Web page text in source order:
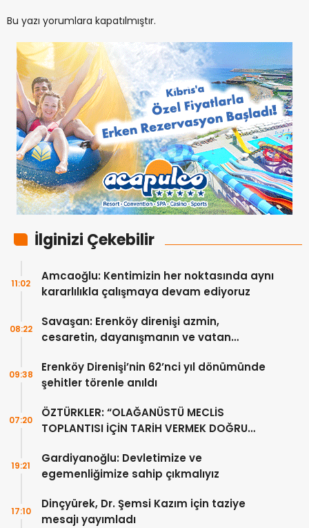
Bu yazı yorumlara kapatılmıştır.
İlginizi Çekebilir
Amcaoğlu: Kentimizin her noktasında aynı
kararlılıkla çalışmaya devam ediyoruz
11:02
Savaşan: Erenköy direnişi azmin,
cesaretin, dayanışmanın ve vatan
08:22
Erenköy Direnişi’nin 62’nci yıl dönümünde
şehitler törenle anıldı
09:38
ÖZTÜRKLER: “OLAĞANÜSTÜ MECLİS
TOPLANTISI İÇİN TARİH VERMEK DOĞRU
07:20
Gardiyanoğlu: Devletimize ve
egemenliğimize sahip çıkmalıyız
19:21
Dinçyürek, Dr. Şemsi Kazım için taziye
mesajı yayımladı
17:10